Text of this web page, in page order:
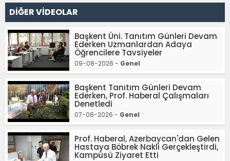
DİĞER VİDEOLAR
Başkent Üni. Tanıtım Günleri Devam
Ederken Uzmanlardan Adaya
Öğrencilere Tavsiyeler
09-08-2026 - Genel
Başkent Tanıtım Günleri Devam
Ederken, Prof. Haberal Çalışmaları
Denetledi
07-08-2026 - Genel
Prof. Haberal, Azerbaycan'dan Gelen
Hastaya Böbrek Nakli Gerçekleştirdi,
Kampüsü Ziyaret Etti